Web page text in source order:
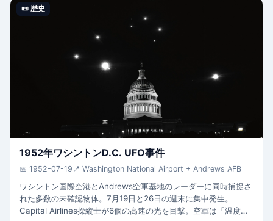
📜 歴史
1952年ワシントンD.C. UFO事件
📅 1952-07-19 📍 Washington National Airport + Andrews AFB
ワシントン国際空港とAndrews空軍基地のレーダーに同時捕捉さ
れた多数の未確認物体。7月19日と26日の週末に集中発生。
Capital Airlines操縦士が6個の高速の光を目撃。空軍は「温度逆